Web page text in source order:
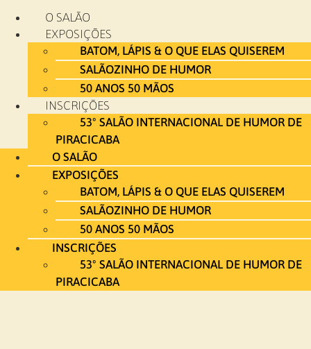
para
conteúdo
O SALÃO
EXPOSIÇÕES
BATOM, LÁPIS & O QUE ELAS QUISEREM
SALÃOZINHO DE HUMOR
50 ANOS 50 MÃOS
INSCRIÇÕES
53º SALÃO INTERNACIONAL DE HUMOR DE
PIRACICABA
O SALÃO
EXPOSIÇÕES
BATOM, LÁPIS & O QUE ELAS QUISEREM
SALÃOZINHO DE HUMOR
50 ANOS 50 MÃOS
INSCRIÇÕES
53º SALÃO INTERNACIONAL DE HUMOR DE
PIRACICABA